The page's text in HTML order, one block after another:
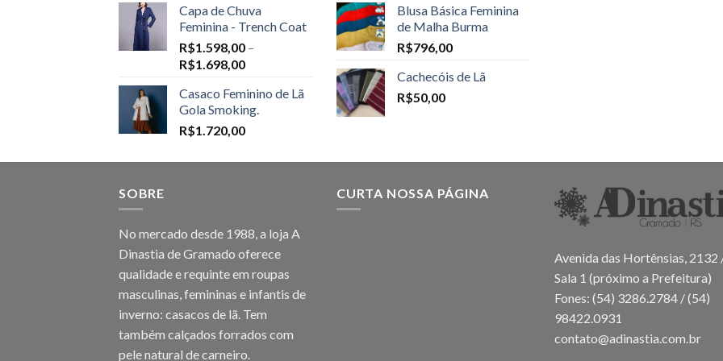
Capa de Chuva
Feminina - Trench Coat
R$1.598,00 –
R$1.698,00Price
R$1.598,00
through
R$1.698,00
Casaco Feminino de Lã
Gola Smoking.
R$1.720,00
Blusa Básica Feminina
de Malha Burma
R$796,00
Cachecóis de Lã
R$50,00
SOBRE
No mercado desde 1988, a loja A
Dinastia de Gramado oferece
qualidade e requinte em roupas
masculinas, femininas e infantis de
inverno: casacos de lã. Tem
também calçados forrados com
pele natural de carneiro.
CURTA NOSSA PÁGINA
Avenida das Hortênsias, 2132
Sala 1 (próximo a Prefeitura)
Fones: (54) 3286.2784 / (54)
98422.0931
contato@adinastia.com.br